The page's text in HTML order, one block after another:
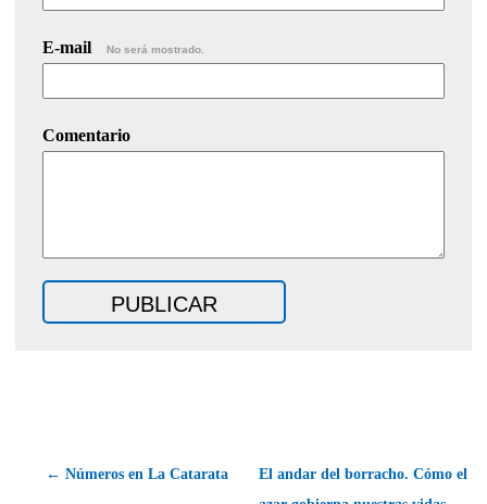
E-mail No será mostrado.
Comentario
← Números en La Catarata
El andar del borracho. Cómo el